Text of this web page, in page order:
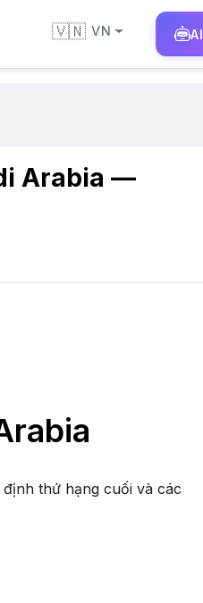
🇻🇳 VN AI
Arabia —
định thứ hạng cuối và các